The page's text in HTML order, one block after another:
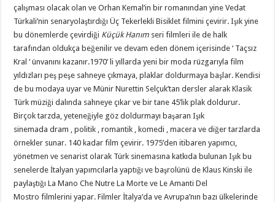
çalışması olacak olan ve Orhan Kemal’in bir romanından yine Vedat
Türkali’nin senaryolaştırdığı Üç Tekerlekli Bisiklet filmini çevirir. Işık yine
bu dönemlerde çevirdiği Küçük Hanım seri filmleri ile de halk
tarafından oldukça beğenilir ve devam eden dönem içerisinde ‘ Taçsız
Kral ‘ ünvanını kazanır.1970’ li yıllarda yeni bir moda rüzgarıyla film
yıldızları peş peşe sahneye çıkmaya, plaklar doldurmaya başlar. Kendisi
de bu modaya uyar ve Münir Nurettin Selçuk’tan dersler alarak Klasik
Türk müziği dalında sahneye çıkar ve bir tane 45’lik plak doldurur.
Birçok tarzda, yeteneğiyle göz doldurmayı başaran Işık
sinemada dram , politik , romantik , komedi , macera ve diğer tarzlarda
örnekler sunar. 140 kadar film çevirir. 1975’den itibaren yapımcı,
yönetmen ve senarist olarak Türk sinemasına katkıda bulunan Işık bu
senelerde İtalyan yapımcılarla yaptığı ve başrolünü de Klaus Kinski ile
paylaştığı La Mano Che Nutre La Morte ve Le Amanti Del
Mostro filmlerini yapar. Filmler İtalya’da ve Avrupa’nın bazı ülkelerinde